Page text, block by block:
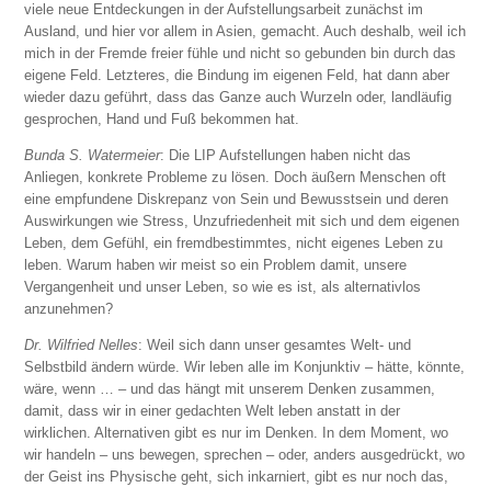
viele neue Entdeckungen in der Aufstellungsarbeit zunächst im
Ausland, und hier vor allem in Asien, gemacht. Auch deshalb, weil ich
mich in der Fremde freier fühle und nicht so gebunden bin durch das
eigene Feld. Letzteres, die Bindung im eigenen Feld, hat dann aber
wieder dazu geführt, dass das Ganze auch Wurzeln oder, landläufig
gesprochen, Hand und Fuß bekommen hat.
Bunda S. Watermeier: Die LIP Aufstellungen haben nicht das
Anliegen, konkrete Probleme zu lösen. Doch äußern Menschen oft
eine empfundene Diskrepanz von Sein und Bewusstsein und deren
Auswirkungen wie Stress, Unzufriedenheit mit sich und dem eigenen
Leben, dem Gefühl, ein fremdbestimmtes, nicht eigenes Leben zu
leben. Warum haben wir meist so ein Problem damit, unsere
Vergangenheit und unser Leben, so wie es ist, als alternativlos
anzunehmen?
Dr. Wilfried Nelles: Weil sich dann unser gesamtes Welt- und
Selbstbild ändern würde. Wir leben alle im Konjunktiv – hätte, könnte,
wäre, wenn … – und das hängt mit unserem Denken zusammen,
damit, dass wir in einer gedachten Welt leben anstatt in der
wirklichen. Alternativen gibt es nur im Denken. In dem Moment, wo
wir handeln – uns bewegen, sprechen – oder, anders ausgedrückt, wo
der Geist ins Physische geht, sich inkarniert, gibt es nur noch das,